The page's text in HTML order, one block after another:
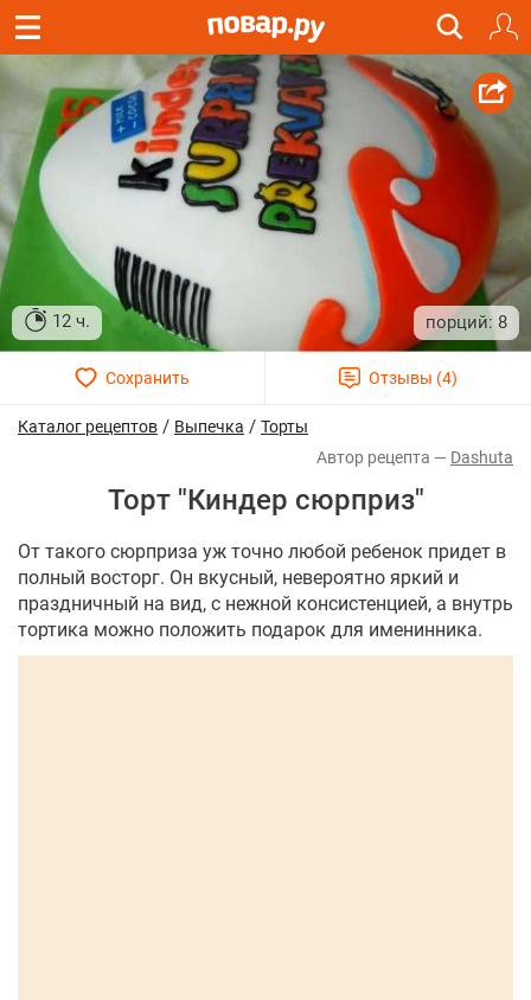
12 ч. 8
Каталог рецептов / Выпечка / Торты
Dashuta
Торт "Киндер сюрприз"
От такого сюрприза уж точно любой ребенок придет в
полный восторг. Он вкусный, невероятно яркий и
праздничный на вид, с нежной консистенцией, а внутрь
тортика можно положить подарок для именинника.